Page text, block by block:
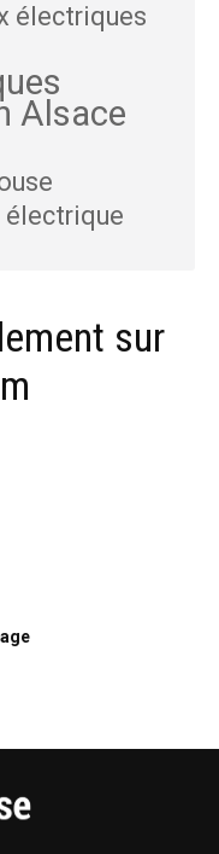
électriques
Alsace
électrique
sur